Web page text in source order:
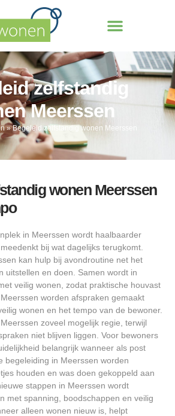
zelfstandig
Meerssen
»Begeleid zelfstandig wonen Meerssen
wonen Meerssen
in Meerssen wordt haalbaarder
bij wat dagelijks terugkomt.
kan hulp bij avondroutine net het
uitstellen en doen. Samen wordt in
veilig wonen, zodat praktische houvast
worden afspraken gemaakt
wonen en het tempo van de bewoner.
zoveel mogelijk regie, terwijl
niet blijven liggen. Voor bewoners
belangrijk wanneer als post
begeleiding in Meerssen worden
houden en was doen gekoppeld aan
stappen in Meerssen wordt
met spanning, boodschappen en veilig
alleen wonen nieuw is, helpt